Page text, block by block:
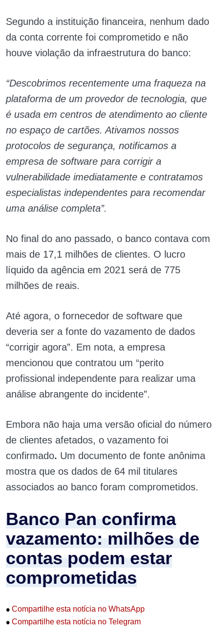
Segundo a instituição financeira, nenhum dado
da conta corrente foi comprometido e não
houve violação da infraestrutura do banco:
“Descobrimos recentemente uma fraqueza na
plataforma de um provedor de tecnologia, que
é usada em centros de atendimento ao cliente
no espaço de cartões. Ativamos nossos
protocolos de segurança, notificamos a
empresa de software para corrigir a
vulnerabilidade imediatamente e contratamos
especialistas independentes para recomendar
uma análise completa”.
No final do ano passado, o banco contava com
mais de 17,1 milhões de clientes. O lucro
líquido da agência em 2021 será de 775
milhões de reais.
Até agora, o fornecedor de software que
deveria ser a fonte do vazamento de dados
“corrigir agora”. Em nota, a empresa
mencionou que contratou um “perito
profissional independente para realizar uma
análise abrangente do incidente”.
Embora não haja uma versão oficial do número
de clientes afetados, o vazamento foi
confirmado. Um documento de fonte anônima
mostra que os dados de 64 mil titulares
associados ao banco foram comprometidos.
Banco Pan confirma
vazamento: milhões de
contas podem estar
comprometidas
• Compartilhe esta notícia no WhatsApp
• Compartilhe esta notícia no Telegram